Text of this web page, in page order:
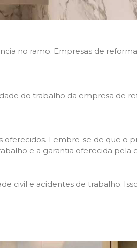
no ramo. Empresas de
do trabalho da empresa de
Lembre-se de que o
e a garantia oferecida pela
civil e acidentes de trabalho.